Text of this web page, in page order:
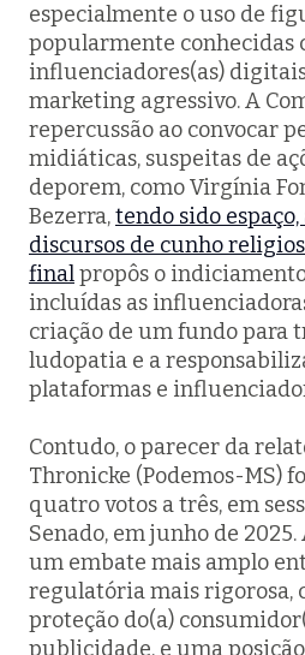
especialmente o uso de
popularmente conhecidas
influenciadores(as)
marketing agressivo. A
repercussão ao convocar
midiáticas, suspeitas de
deporem, como Virgínia
Bezerra,tendo sido
discursos de cunho
finalpropôs o indiciamento
incluídas as
criação de um fundo para
ludopatia e a
plataformas e
Contudo, o parecer da
Thronicke (Podemos-MS)
quatro votos a três, em
Senado, em junho de
um embate mais amplo
regulatória mais rigorosa,
proteção do(a)
publicidade, e uma